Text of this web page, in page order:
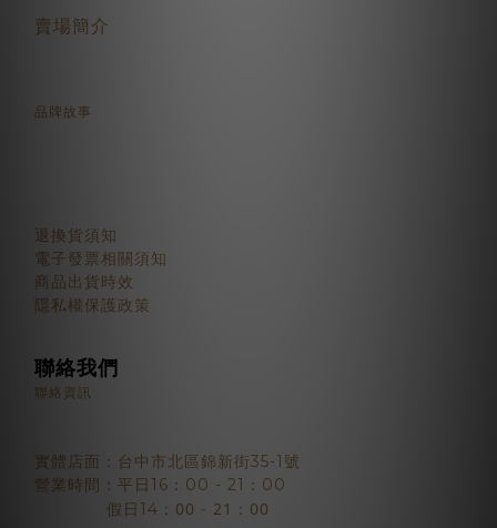
賣場簡介
品牌故事
退換貨須知
電子發票相關須知
商品出貨時效
隱私權保護政策
聯絡我們
聯絡資訊
實體店面：台中市北區錦新街35-1號
營業時間：平日16：00 - 21：00
假日14 ：00 - 21：00